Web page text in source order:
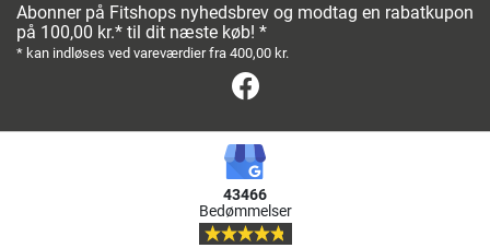
Abonner på Fitshops nyhedsbrev og modtag en rabatkupon
på 100,00 kr.* til dit næste køb! *
* kan indløses ved vareværdier fra 400,00 kr.
43466
Bedømmelser